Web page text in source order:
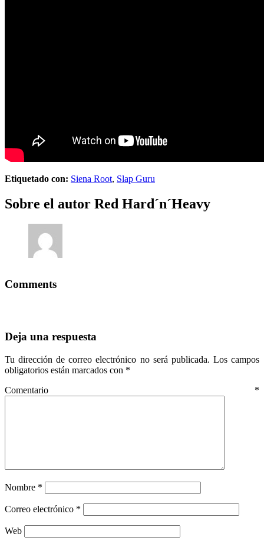
Etiquetado con: Siena Root, Slap Guru
Sobre el autor Red Hard´n´Heavy
Comments
Deja una respuesta
Tu dirección de correo electrónico no será publicada. Los campos
obligatorios están marcados con *
Comentario *
Nombre *
Correo electrónico *
Web